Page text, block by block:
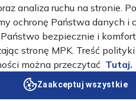
Krakowska
zatrzyma się
Powstania
W sobotę, 1
rocznicy
Warszawskiego
autobusy w
udekorowane
analiza ruchu na stronie.
ochronę Państwa danych i
bezpiecznie i
stronę MPK. Treść polityki
można przeczytać Tutaj.
Zaakceptuj wszystkie